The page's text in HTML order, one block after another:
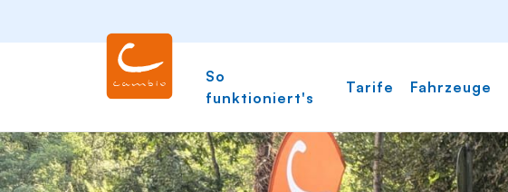
So
funktioniert's
Tarife Fahrzeuge